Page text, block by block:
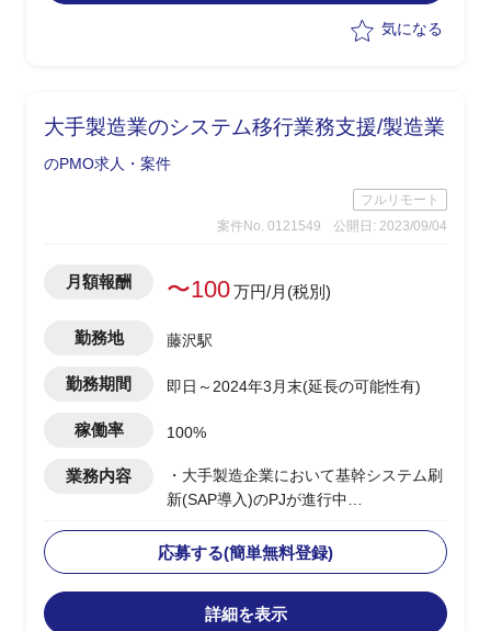
気になる
大手製造業のシステム移行業務支援/製造業
のPMO求人・案件
フルリモート
案件No. 0121549
公開日: 2023/09/04
月額報酬 〜100万円/月(税別)
勤務地 藤沢駅
勤務期間 即日～2024年3月末(延長の可能性有)
稼働率 100%
業務内容
・大手製造企業において基幹システム刷
新(SAP導入)のPJが進行中
辺業務システムの移行フェーズ
└原価領域を中心に複数領域での移行デ
ータ作成、手順調整およびシステムテス
ト対応を実施
応募する(簡単無料登録)
詳細を表示